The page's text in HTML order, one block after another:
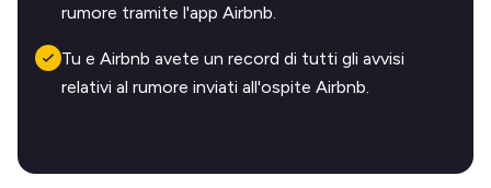
rumore tramite l'app Airbnb.
Tu e Airbnb avete un record di tutti gli avvisi
relativi al rumore inviati all'ospite Airbnb.